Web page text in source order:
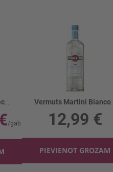
Sarkanv. Tarani Malbec 12% Vermuts
12,99 €
PIEVIENOT GROZAM